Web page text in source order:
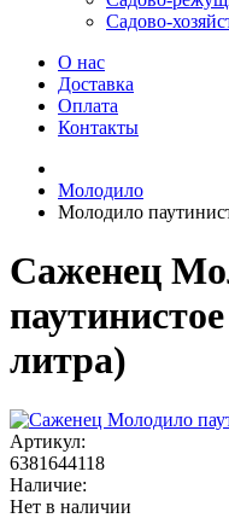
Садово-
О нас
Доставка
Оплата
Контакты
Молодило
Молодило
Саженец
литра)
Артикул:
6381644118
Наличие:
Нет в наличии